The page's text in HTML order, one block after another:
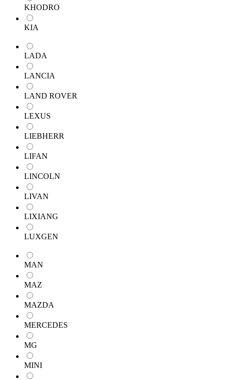
KHODRO
KIA
LADA
LANCIA
LAND ROVER
LEXUS
LIEBHERR
LIFAN
LINCOLN
LIVAN
LIXIANG
LUXGEN
MAN
MAZ
MAZDA
MERCEDES
MG
MINI